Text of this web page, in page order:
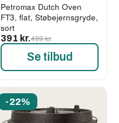
Petromax Dutch Oven
FT3, flat, Støbejernsgryde,
sort
391 kr.499 kr.
Se tilbud
-22%